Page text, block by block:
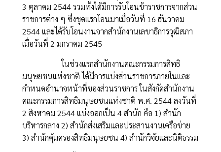
3 ตุลาคม 2544 รวมทั้งได้มีการรับโอนข้าราชการจากส่วน
ราชการต่าง ๆ ซึ่งชุดแรกโอนมาเมื่อวันที่ 16 ธันวาคม
2544 และได้รับโอนงานจากสำนักงานเลขาธิการวุฒิสภา
เมื่อวันที่ 2 มกราคม 2545
ในช่วงแรกสำนักงานคณะกรรมการสิทธิ
มนุษยชนแห่งชาติ ได้มีการแบ่งส่วนราชการภายในและ
กำหนดอำนาจหน้าที่ของส่วนราชการ ในสังกัดสำนักงาน
คณะกรรมการสิทธิมนุษยชนแห่งชาติ พ.ศ. 2544 ลงวันที่
2 สิงหาคม 2544 แบ่งออกเป็น 4 สำนัก คือ 1) สำนัก
บริหารกลาง 2) สำนักส่งเสริมและประสานงานเครือข่าย
3) สำนักคุ้มครองสิทธิมนุษยชน 4) สำนักวิจัยและนิติธรรม